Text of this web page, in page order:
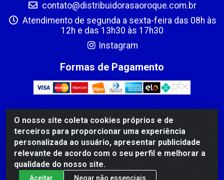
O nosso site coleta cookies próprios e de
terceiros para proporcionar uma experiência
personalizada ao usuário, apresentar publicidade
relevante de acordo com o seu perfil e melhorar a
qualidade do nosso site.
Aceitar Negar não essenciais
contato@distribuidorasaoroque.com.br
Atendimento de segunda a sexta-feira das 08h às
12h e das 13h30 às 17h30
Instagram
Formas de Pagamento
DIST DE PROD ALIM SÃO ROQUE LTDA - AVENIDA PROBAHIA,
501 - TOMBA - CIS, FEIRA DE SANTANA /BA - CEP: 44.092-
400 - CNPJ 03.705.630/0003-11